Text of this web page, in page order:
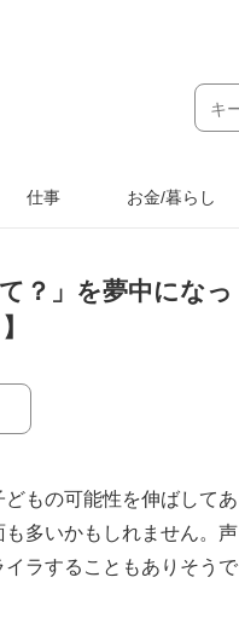
仕事 お金/暮らし
？」を夢中になっ
もの可能性を伸ばしてあ
多いかもしれません。声
ラすることもありそうで